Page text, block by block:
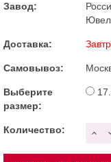
Завод:
Доставка:
Самовывоз:
Выберите
размер:
Количество: